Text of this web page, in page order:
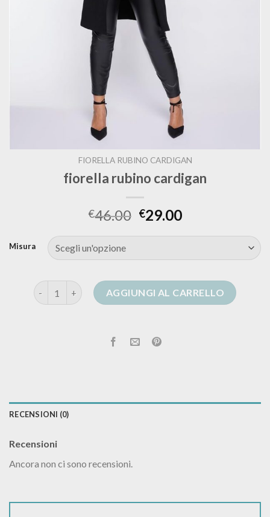
FIORELLA RUBINO CARDIGAN
fiorella rubino cardigan
€46.00 €29.00
Misura
fiorella rubino cardigan quantitàAGGIUNGI AL CARRELLO
RECENSIONI (0)
Recensioni
Ancora non ci sono recensioni.